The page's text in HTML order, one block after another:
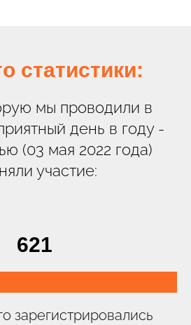
статистики:
мы проводили в
день в году -
(03 мая 2022 года)
участие:
621
зарегистрировались